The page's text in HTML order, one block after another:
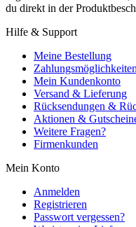
du direkt in der
Hilfe & Support
Meine Bestellung
Zahlungsmöglichkeiten
Mein Kundenkonto
Versand & Lieferung
Rücksendungen &
Aktionen &
Weitere Fragen?
Firmenkunden
Mein Konto
Anmelden
Registrieren
Passwort vergessen?